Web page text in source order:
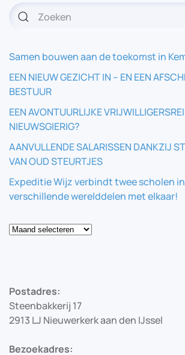
Samen bouwen aan de toekomst in
EEN NIEUW GEZICHT IN – EN EEN
BESTUUR
EEN AVONTUURLIJKE
NIEUWSGIERIG?
AANVULLENDE SALARISSEN DANKZIJ
VAN OUD STEURTJES
Expeditie Wijz verbindt twee scholen
verschillende werelddelen met elkaar!
Blog
Postadres:
Steenbakkerij 17
2913 LJ Nieuwerkerk aan den IJssel
Bezoekadres: